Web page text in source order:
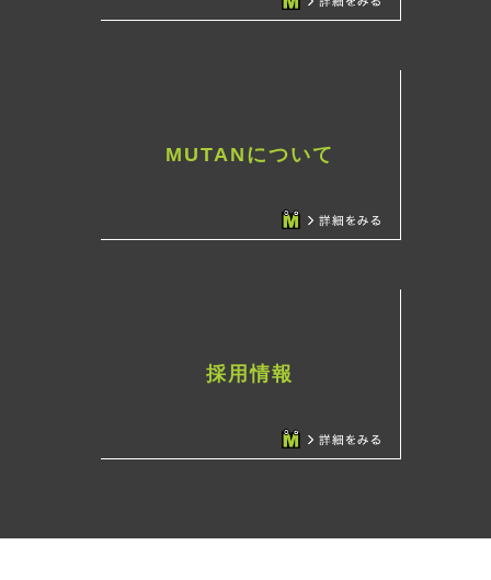
MUTANについて
採用情報